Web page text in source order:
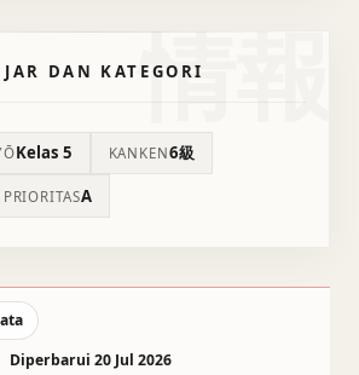
情報
DAN KATEGORI
Kelas 5 KANKEN6級
PRIORITASA
Diperbarui 20 Jul 2026